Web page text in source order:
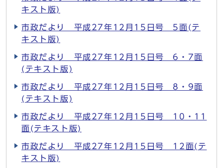
キスト版)
市政だより 平成27年12月15日号 5面(テ
キスト版)
市政だより 平成27年12月15日号 6・7面
(テキスト版)
市政だより 平成27年12月15日号 8・9面
(テキスト版)
市政だより 平成27年12月15日号 10・11
面(テキスト版)
市政だより 平成27年12月15日号 12面(テ
キスト版)